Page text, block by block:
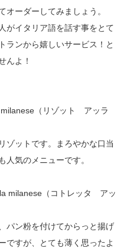
オーダーしてみましょう。
がイタリア語を話す事をとて
ランから嬉しいサービス！と
んよ！
（リゾット アッラ
ゾットです。まろやかな口当
人気のメニューです。
milanese（コトレッタ アッ
パン粉を付けてからっと揚げ
ですが、とても薄く思ったよ